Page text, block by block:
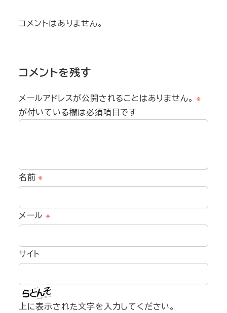
コメントはありません。
コメントを残す
メールアドレスが公開されることはありません。 ※
が付いている欄は必須項目です
名前※
メール ※
サイト
上に表示された文字を入力してください。